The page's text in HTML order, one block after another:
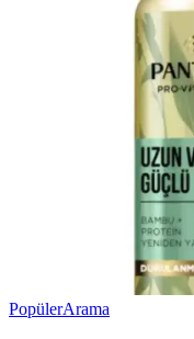
PopülerArama